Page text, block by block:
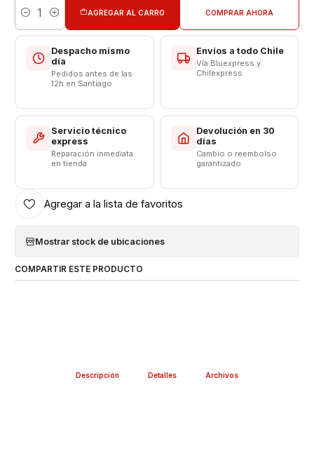
Compatible con la serie Galaxy Watch 5 o posterior y un
por separado). Las velocidades de carga normales se
aplican con todos los relojes Galaxy anteriores y los
adaptadores de menor potencia.
Cargador Genérico
Tipo USB-C
Largo del Cable = 1.0 Metro
Cantidad
AGREGAR AL CARRO COMPRAR AHORA
Despacho mismo
día
Pedidos antes de las
12h en Santiago
Envíos a todo Chile
Vía Bluexpress y
Chilexpress
Servicio técnico
express
Reparación inmediata
en tienda
Devolución en 30
días
Cambio o reembolso
garantizado
Agregar a la lista de favoritos
Mostrar stock de ubicaciones
COMPARTIR ESTE PRODUCTO
Descripción Detalles Archivos